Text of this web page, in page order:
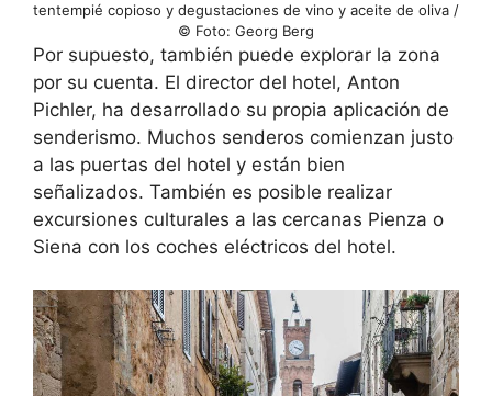
tentempié copioso y degustaciones de vino y aceite de oliva /
© Foto: Georg Berg
Por supuesto, también puede explorar la zona
por su cuenta. El director del hotel, Anton
Pichler, ha desarrollado su propia aplicación de
senderismo. Muchos senderos comienzan justo
a las puertas del hotel y están bien
señalizados. También es posible realizar
excursiones culturales a las cercanas Pienza o
Siena con los coches eléctricos del hotel.